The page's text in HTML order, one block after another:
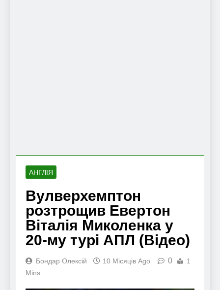
АНГЛІЯ
Вулверхемптон
розтрощив Евертон
Віталія Миколенка у
20-му турі АПЛ (Відео)
Бондар Олексій 10 Місяців Ago 0
1
Mins